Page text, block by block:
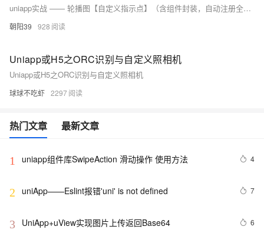
uniapp实战 —— 轮播图【自定义指示点】（含组件封装，自动注册全局组件，添加全局组件类型声明）
朝阳39 928
Uniapp或H5之ORC识别与自定义照相机
Uniapp或H5之ORC识别与自定义照相机
球球不吃虾 2297
热门文章 最新文章
1 uniapp组件库SwipeAction 滑动操作 使用方法 4
2 7
3 UniApp+uView实现图片上传返回Base64 6